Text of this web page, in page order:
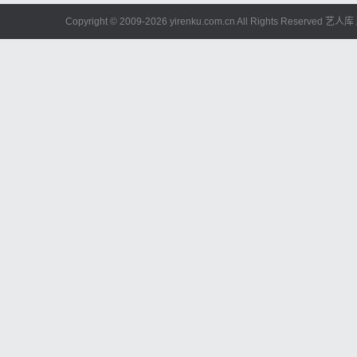
Copyright © 2009-2026 yirenku.com.cn All Rights Reserved 艺人库